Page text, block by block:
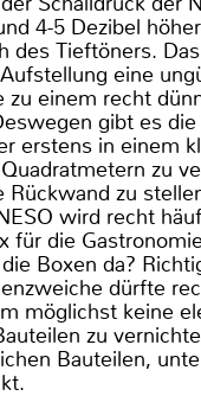
4-5 Dezibel
des Tieftöners.
eine
zu einem recht
gibt es
erstens in einem
zu
Rückwand zu
wird recht
für die
Boxen da?
dürfte
möglichst keine
zu
Bauteilen,